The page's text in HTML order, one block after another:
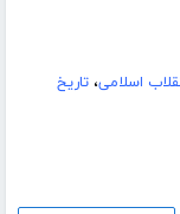
اسلامی،تاریخ